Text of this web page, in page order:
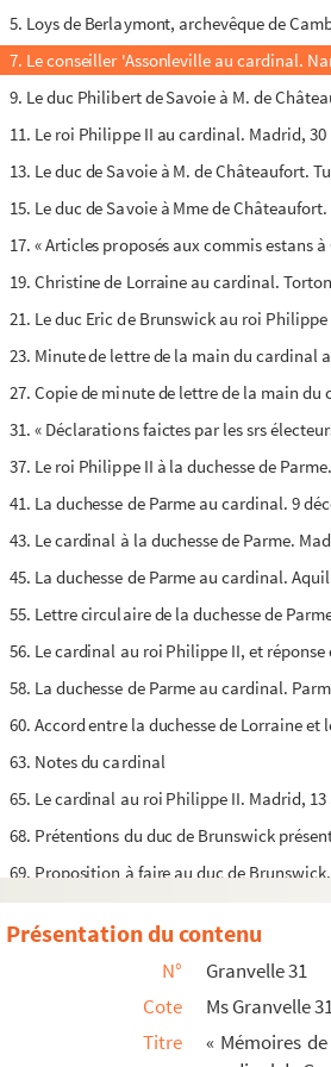
5. Loys de Berlaymont, archevêque de
7. Le conseiller 'Assonleville au cardinal.
9. Le duc Philibert de Savoie à M. de
11. Le roi Philippe II au cardinal. Madrid, 30
13. Le duc de Savoie à M. de Châteaufort.
15. Le duc de Savoie à Mme de
17. « Articles proposés aux commis estans
19. Christine de Lorraine au cardinal.
21. Le duc Eric de Brunswick au roi
23. Minute de lettre de la main du cardinal
27. Copie de minute de lettre de la main
31. « Déclarations faictes par les srs
37. Le roi Philippe II à la duchesse de
41. La duchesse de Parme au cardinal. 9
43. Le cardinal à la duchesse de Parme.
45. La duchesse de Parme au cardinal.
55. Lettre circulaire de la duchesse de
56. Le cardinal au roi Philippe II, et réponse
58. La duchesse de Parme au cardinal.
60. Accord entre la duchesse de Lorraine
63. Notes du cardinal
65. Le cardinal au roi Philippe II. Madrid,
68. Prétentions du duc de Brunswick
69. Proposition à faire au duc de
70. Mémoire pour l'éclaircissement du
73. « Compte de la vente faite par la ville et
74. Compte des ventes de la duchesse de
76. Points de l'accord entre le cardinal de
79. Minute de l'accord entre le duc de
Présentation du contenu
N°
Granvelle 31
Cote
Ms Granvelle
Titre
« Mémoires